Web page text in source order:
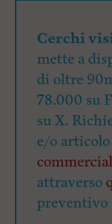
Cerchi
mette a
di oltre
78.000 su
su X.
e/o
attraverso
preventivo